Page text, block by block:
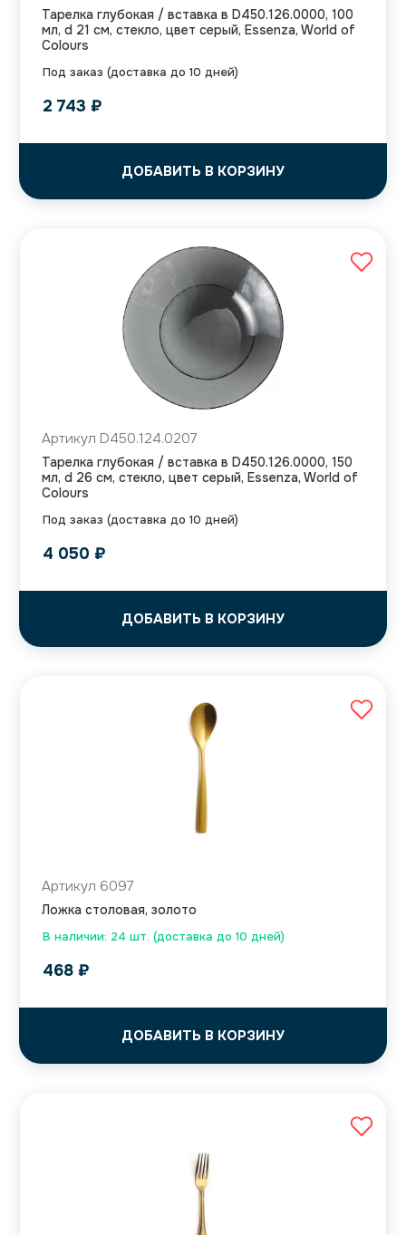
Под заказ (доставка до 10 дней)
Тарелка глубокая / вставка в D450.126.0000, 100
мл, d 21 см, стекло, цвет серый, Essenza, World of
Colours
2 743 ₽
ДОБАВИТЬ В КОРЗИНУ
Под заказ (доставка до 10 дней)
Артикул D450.124.0207
Тарелка глубокая / вставка в D450.126.0000, 150
мл, d 26 см, стекло, цвет серый, Essenza, World of
Colours
4 050 ₽
ДОБАВИТЬ В КОРЗИНУ
В наличии: 24 шт. (доставка до 10 дней)
Артикул 6097
Ложка столовая, золото
468 ₽
ДОБАВИТЬ В КОРЗИНУ